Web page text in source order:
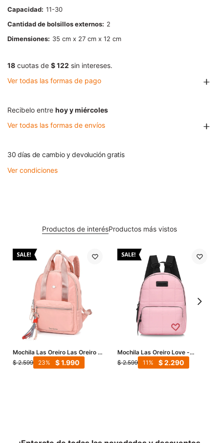
Capacidad 11-30
Cantidad de bolsillos externos
2
Dimensiones
35 cm x 27 cm x 12 cm
18 cuotas de $ 122 sin intereses.
Ver todas las formas de pago
Recibelo entre hoy y miércoles
Ver todas las formas de envíos
30 días de cambio y devolución gratis
Ver condiciones
Productos de interésProductos más vistos
Mochila Las Oreiro Las Oreiro -
Rosa
$ 2.599 $1.990
23
Mochila Las Oreiro Love -
Rosado
$ 2.599 $2.290
11